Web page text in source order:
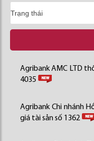
Agribank AMC LTD
4035
Agribank Chi nhánh
giá tài sản số 1362